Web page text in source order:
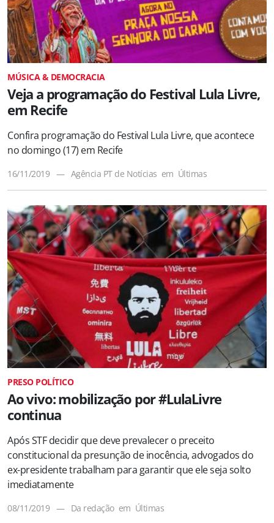
MÚSICA & DEMOCRACIA
Veja a programação do Festival Lula Livre,
em Recife
Confira programação do Festival Lula Livre, que acontece
no domingo (17) em Recife
16/11/2019 — Agência PT de Notícias em Últimas
PRESO POLÍTICO
Ao vivo: mobilização por #LulaLivre
continua
Após STF decidir que deve prevalecer o preceito
constitucional da presunção de inocência, advogados do
ex-presidente trabalham para garantir que ele seja solto
imediatamente
08/11/2019 — Da redação em Últimas